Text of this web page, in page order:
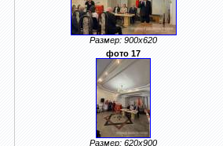
Размер: 900x620
фото 17
Размер: 620x900